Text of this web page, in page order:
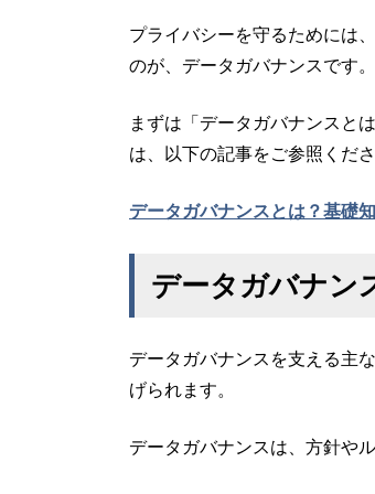
プライバシーを守るためには
のが、データガバナンスです。
まずは「データガバナンスと
は、以下の記事をご参照くださ
データガバナンスとは？基礎
データガバナン
データガバナンスを支える主
げられます。
データガバナンスは、方針や